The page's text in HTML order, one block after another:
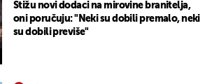
Stižu novi dodaci na mirovine branitelja,
oni poručuju: "Neki su dobili premalo, neki
su dobili previše"